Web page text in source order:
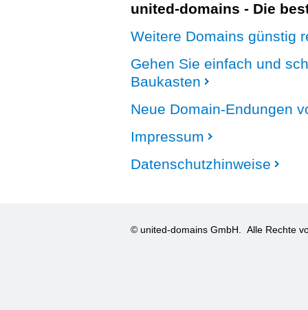
united-domains - Die
Weitere Domains günstig
Gehen Sie einfach und
Baukasten
Neue Domain-Endungen
Impressum
Datenschutzhinweise
© united-domains GmbH. Alle Rechte